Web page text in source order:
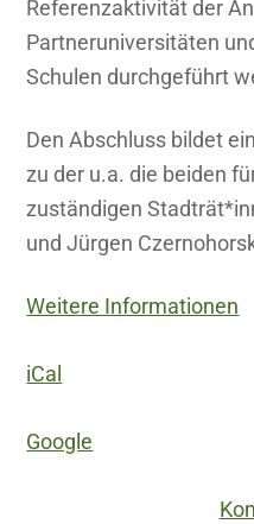
Referenzaktivität der
Partneruniversitäten
Schulen durchgeführt
Den Abschluss bildet
zu der u.a. die beiden
zuständigen
und Jürgen
Weitere Informationen
iCal
Google